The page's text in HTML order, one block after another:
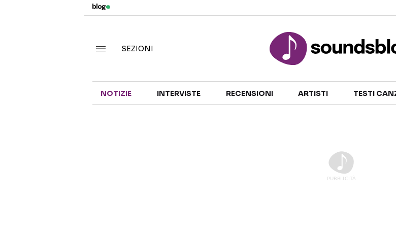
TALENT
SEZIONI
NOTIZIE INTERVISTE RECENSIONI ARTISTI TESTI